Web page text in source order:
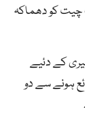
چیت کو دھماکہ
کے دئیے
ہونے سے دو